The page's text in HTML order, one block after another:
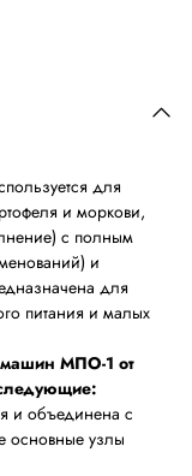
для
и моркови,
с полным
и
для
питания и малых
машин МПО-1 от
и объединена с
основные узлы